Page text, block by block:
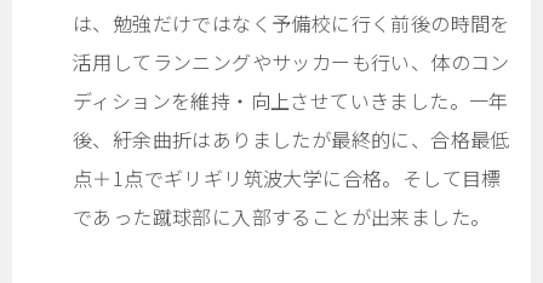
は、勉強だけではなく予備校に行く前後の時間を
活用してランニングやサッカーも行い、体のコン
ディションを維持・向上させていきました。一年
後、紆余曲折はありましたが最終的に、合格最低
点＋1点でギリギリ筑波大学に合格。そして目標
であった蹴球部に入部することが出来ました。